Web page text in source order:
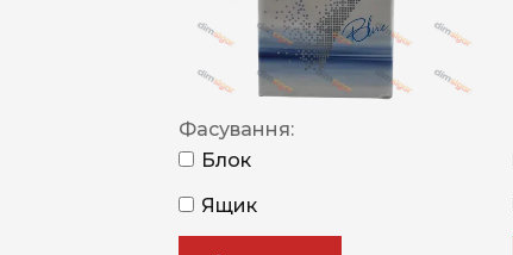
Фасування:
Блок
Ящик